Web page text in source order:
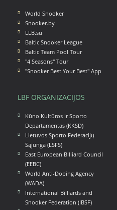
World Snooker
Snooker.by
LLB.su
Baltic Snooker League
Baltic Team Pool Tour
"4 Seasons" Tour
"Snooker Best Your Best" App
LBF ORGANIZACIJOS
Kūno Kultūros ir Sporto
Departamentas (KKSD)
Lietuvos Sporto Federacijų
Sąjunga (LSFS)
East European Billiard Council
(EEBC)
World Anti-Doping Agency
(WADA)
International Billiards and
Snooker Federation (IBSF)